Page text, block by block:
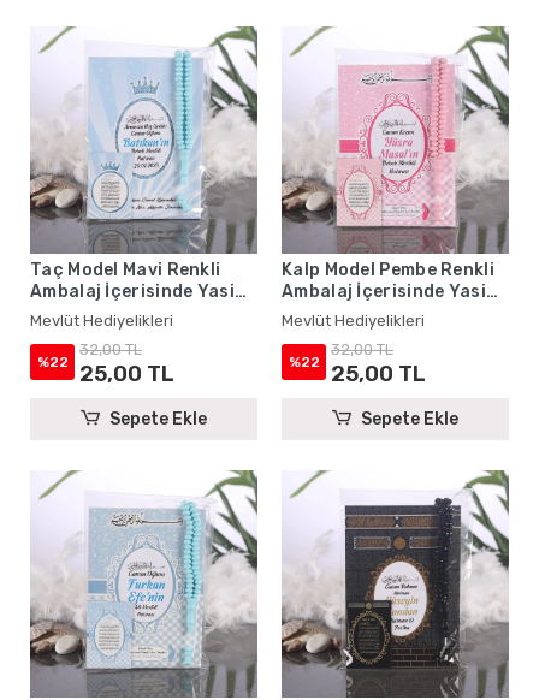
Taç Model Mavi Renkli
Ambalaj İçerisinde Yasin
Kitabı, Magnet ve Tesbih -
Mevlüt Hediyelikleri
Mevlüt Hediyelikleri
%22
32,00 TL
25,00 TL
Sepete Ekle
Kalp Model Pembe Renkli
Ambalaj İçerisinde Yasin
Kitabı, Magnet ve Tesbih -
Mevlüt Hediyelikleri
Mevlüt Hediyelikleri
%22
32,00 TL
25,00 TL
Sepete Ekle